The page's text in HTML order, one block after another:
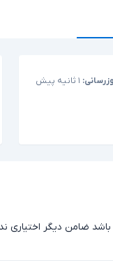
ضامن دیگر اختیاری